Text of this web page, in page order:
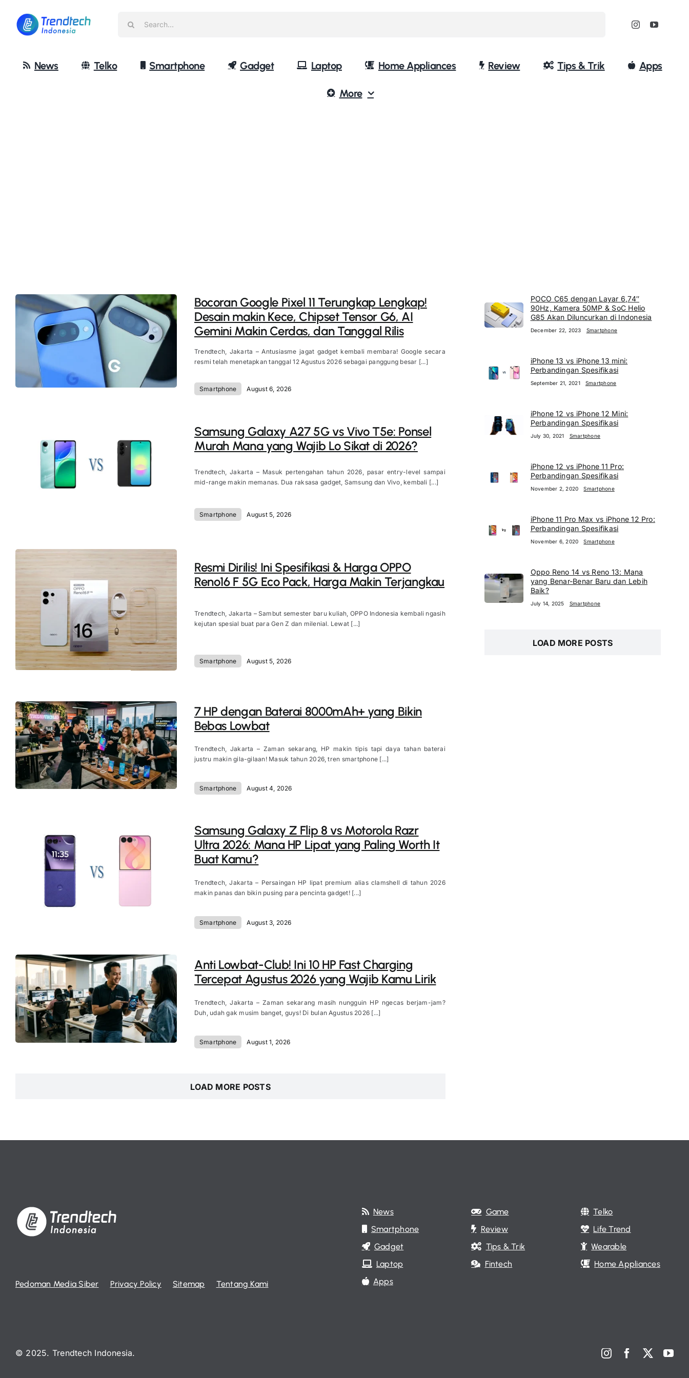
content
News Telko Smartphone Gadget Laptop Home Appliances Review Tips & Trik Apps
More
Bocoran Google Pixel 11 Terungkap Lengkap!
Desain makin Kece, Chipset Tensor G6, AI
Gemini Makin Cerdas, dan Tanggal Rilis
Trendtech, Jakarta – Antusiasme jagat gadget kembali membara! Google secara
resmi telah menetapkan tanggal 12 Agustus 2026 sebagai panggung besar [...]
Smartphone August 6, 2026
Samsung Galaxy A27 5G vs Vivo T5e: Ponsel
Murah Mana yang Wajib Lo Sikat di 2026?
Trendtech, Jakarta – Masuk pertengahan tahun 2026, pasar entry-level sampai
mid-range makin memanas. Dua raksasa gadget, Samsung dan Vivo, kembali [...]
Smartphone August 5, 2026
Resmi Dirilis! Ini Spesifikasi & Harga OPPO
Reno16 F 5G Eco Pack, Harga Makin Terjangkau
Trendtech, Jakarta – Sambut semester baru kuliah, OPPO Indonesia kembali ngasih
kejutan spesial buat para Gen Z dan milenial. Lewat [...]
Smartphone August 5, 2026
7 HP dengan Baterai 8000mAh+ yang Bikin
Bebas Lowbat
Trendtech, Jakarta – Zaman sekarang, HP makin tipis tapi daya tahan baterai
justru makin gila-gilaan! Masuk tahun 2026, tren smartphone [...]
Smartphone August 4, 2026
Samsung Galaxy Z Flip 8 vs Motorola Razr
Ultra 2026: Mana HP Lipat yang Paling Worth It
Buat Kamu?
Trendtech, Jakarta – Persaingan HP lipat premium alias clamshell di tahun 2026
makin panas dan bikin pusing para pencinta gadget! [...]
Smartphone August 3, 2026
Anti Lowbat-Club! Ini 10 HP Fast Charging
Tercepat Agustus 2026 yang Wajib Kamu Lirik
Trendtech, Jakarta – Zaman sekarang masih nungguin HP ngecas berjam-jam?
Duh, udah gak musim banget, guys! Di bulan Agustus 2026 [...]
Smartphone August 1, 2026
LOAD MORE POSTS
POCO C65 dengan Layar 6,74″
90Hz, Kamera 50MP & SoC Helio
G85 Akan Diluncurkan di Indonesia
December 22, 2023 Smartphone
iPhone 13 vs iPhone 13 mini:
Perbandingan Spesifikasi
September 21, 2021 Smartphone
iPhone 12 vs iPhone 12 Mini:
Perbandingan Spesifikasi
July 30, 2021 Smartphone
iPhone 12 vs iPhone 11 Pro:
Perbandingan Spesifikasi
November 2, 2020 Smartphone
iPhone 11 Pro Max vs iPhone 12 Pro:
Perbandingan Spesifikasi
November 6, 2020 Smartphone
Oppo Reno 14 vs Reno 13: Mana
yang Benar-Benar Baru dan Lebih
Baik?
July 14, 2025 Smartphone
LOAD MORE POSTS
Pedoman Media Siber Privacy Policy Sitemap Tentang Kami
News
Smartphone
Gadget
Laptop
Apps
Game
Review
Tips & Trik
Fintech
Telko
Life Trend
Wearable
Home Appliances
© 2025. Trendtech Indonesia.